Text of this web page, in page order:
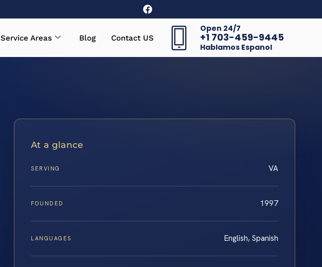
Service Areas Blog Contact US
Open 24/7
+1 703-459-9445
Hablamos Espanol
At a glance
SERVING VA
FOUNDED 1997
LANGUAGES English, Spanish